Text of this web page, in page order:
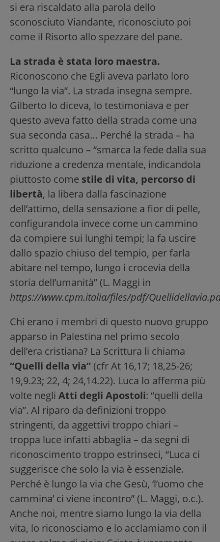
si era riscaldato alla parola dello
sconosciuto Viandante, riconosciuto poi
come il Risorto allo spezzare del pane.
La strada è stata loro maestra.
Riconoscono che Egli aveva parlato loro
“lungo la via”. La strada insegna sempre.
Gilberto lo diceva, lo testimoniava e per
questo aveva fatto della strada come una
sua seconda casa… Perché la strada – ha
scritto qualcuno – “smarca la fede dalla sua
riduzione a credenza mentale, indicandola
piuttosto come stile di vita, percorso di
libertà, la libera dalla fascinazione
dell’attimo, della sensazione a fior di pelle,
configurandola invece come un cammino
da compiere sui lunghi tempi; la fa uscire
dallo spazio chiuso del tempio, per farla
abitare nel tempo, lungo i crocevia della
storia dell’umanità” (L. Maggi in
https://www.cpm.italia/files/pdf/
Chi erano i membri di questo nuovo gruppo
apparso in Palestina nel primo secolo
dell’era cristiana? La Scrittura li chiama
“Quelli della via” (cfr At 16,17; 18,25-26;
19,9.23; 22, 4; 24,14.22). Luca lo afferma più
volte negli Atti degli Apostoli: “quelli della
via”. Al riparo da definizioni troppo
stringenti, da aggettivi troppo chiari –
troppa luce infatti abbaglia – da segni di
riconoscimento troppo estrinseci, “Luca ci
suggerisce che solo la via è essenziale.
Perché è lungo la via che Gesù, ‘l’uomo che
cammina’ ci viene incontro” (L. Maggi, o.c.).
Anche noi, mentre siamo lungo la via della
vita, lo riconosciamo e lo acclamiamo con il